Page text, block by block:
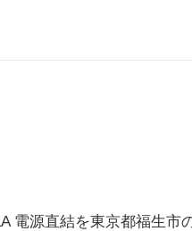
電源直結を東京都福生市